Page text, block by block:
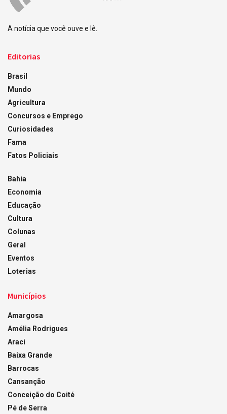
A notícia que você ouve e lê.
Editorias
Brasil
Mundo
Agricultura
Concursos e Emprego
Curiosidades
Fama
Fatos Policiais
Bahia
Economia
Educação
Cultura
Colunas
Geral
Eventos
Loterias
Municípios
Amargosa
Amélia Rodrigues
Araci
Baixa Grande
Barrocas
Cansanção
Conceição do Coité
Pé de Serra